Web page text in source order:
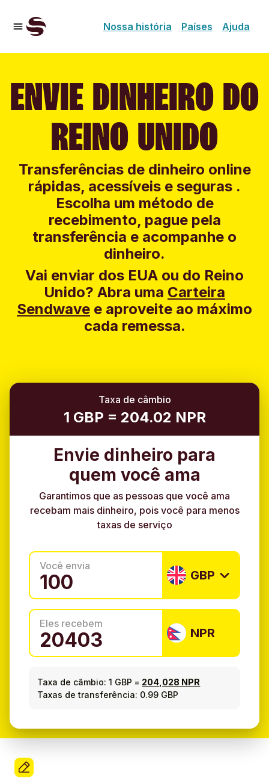
Nossa história Países Ajuda
ENVIE DINHEIRO DO
REINO UNIDO
Transferências de dinheiro online
rápidas, acessíveis e seguras .
Escolha um método de
recebimento, pague pela
transferência e acompanhe o
dinheiro.
Vai enviar dos EUA ou do Reino
Unido? Abra uma Carteira
Sendwave e aproveite ao máximo
cada remessa.
Taxa de câmbio
1 GBP = 204.02 NPR
Envie dinheiro para
quem você ama
Garantimos que as pessoas que você ama
recebam mais dinheiro, pois você para menos
taxas de serviço
Você envia
GBP
Eles recebem
NPR
Taxa de câmbio: 1 GBP = 204,028 NPR
Taxas de transferência: 0.99 GBP